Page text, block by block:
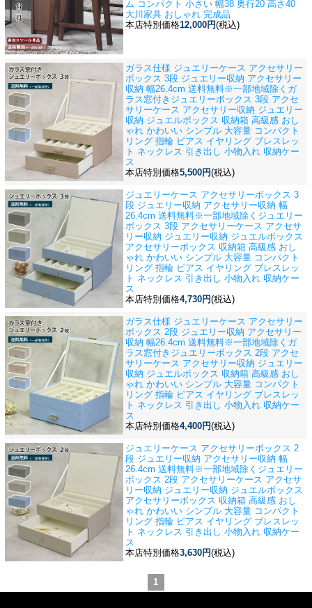
ム コンパクト 小さい 幅38 奥行20 高さ40
大川家具 おしゃれ 完成品
本店特別価格12,000円(税込)
ガラス仕様 ジュエリーケース アクセサリー
ボックス 3段 ジュエリー収納 アクセサリー
収納 幅26.4cm 送料無料※一部地域除く ガ
ラス窓付きジュエリーボックス 3段 アクセ
サリーケース アクセサリー収納 ジュエリー
収納 ジュエルボックス 収納箱 高級感 おし
ゃれ かわいい シンプル 大容量 コンパクト
リング 指輪 ピアス イヤリング ブレスレッ
ト ネックレス 引き出し 小物入れ 収納ケー
ス
本店特別価格5,500円(税込)
ジュエリーケース アクセサリーボックス 3
段 ジュエリー収納 アクセサリー収納 幅
26.4cm 送料無料※一部地域除く ジュエリー
ボックス 3段 アクセサリーケース アクセサ
リー収納 ジュエリー収納 ジュエルボックス
アクセサリーボックス 収納箱 高級感 おし
ゃれ かわいい シンプル 大容量 コンパクト
リング 指輪 ピアス イヤリング ブレスレッ
ト ネックレス 引き出し 小物入れ 収納ケー
ス
本店特別価格4,730円(税込)
ガラス仕様 ジュエリーケース アクセサリー
ボックス 2段 ジュエリー収納 アクセサリー
収納 幅26.4cm 送料無料※一部地域除く ガ
ラス窓付きジュエリーボックス 2段 アクセ
サリーケース アクセサリー収納 ジュエリー
収納 ジュエルボックス 収納箱 高級感 おし
ゃれ かわいい シンプル 大容量 コンパクト
リング 指輪 ピアス イヤリング ブレスレッ
ト ネックレス 引き出し 小物入れ 収納ケー
ス
本店特別価格4,400円(税込)
ジュエリーケース アクセサリーボックス 2
段 ジュエリー収納 アクセサリー収納 幅
26.4cm 送料無料※一部地域除く ジュエリー
ボックス 2段 アクセサリーケース アクセサ
リー収納 ジュエリー収納 ジュエルボックス
アクセサリーボックス 収納箱 高級感 おし
ゃれ かわいい シンプル 大容量 コンパクト
リング 指輪 ピアス イヤリング ブレスレッ
ト ネックレス 引き出し 小物入れ 収納ケー
ス
本店特別価格3,630円(税込)
1